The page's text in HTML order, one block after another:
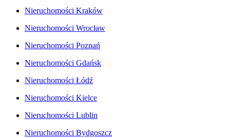
Nieruchomości Kraków
Nieruchomości Wrocław
Nieruchomości Poznań
Nieruchomości Gdańsk
Nieruchomości Łódź
Nieruchomości Kielce
Nieruchomości Lublin
Nieruchomości Bydgoszcz